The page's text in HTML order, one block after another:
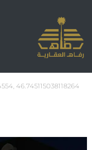
46.745115038118264